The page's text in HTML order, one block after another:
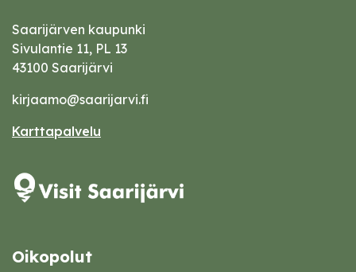
Saarijärven kaupunki
Sivulantie 11, PL 13
43100 Saarijärvi
kirjaamo@saarijarvi.fi
Karttapalvelu
Oikopolut